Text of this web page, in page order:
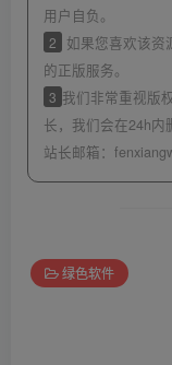
用户自负。
2
如果您喜欢该资
的正版服务。
3 我们非常重视版
长，我们会在24h内
站长邮箱：
绿色软件